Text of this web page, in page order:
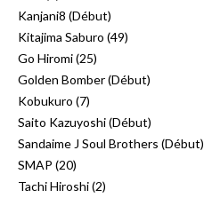
Kanjani8 (Début)
Kitajima Saburo (49)
Go Hiromi (25)
Golden Bomber (Début)
Kobukuro (7)
Saito Kazuyoshi (Début)
Sandaime J Soul Brothers (Début)
SMAP (20)
Tachi Hiroshi (2)